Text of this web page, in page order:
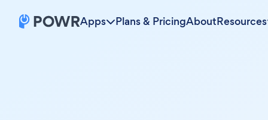
Apps Plans & PricingAboutResources